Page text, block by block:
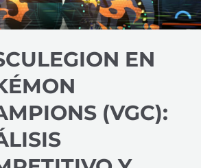
EN
(VGC):